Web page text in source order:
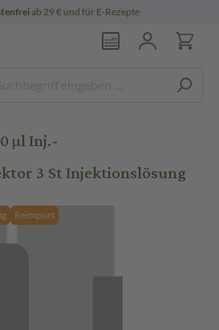
ab 29 € und für E-Rezepte
µl Inj.-
3 St Injektionslösung
Reimport